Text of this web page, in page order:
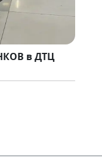
в ДТЦ